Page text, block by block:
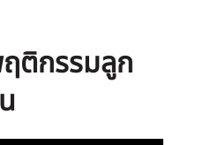
ติกรรมลูก